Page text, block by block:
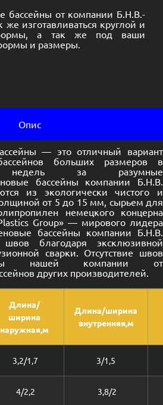
бассейны от компании Б.Н.В.-
же изготавливаться круглой и
а так же под ваши
и размеры.
Опис
— это отличный вариант
больших размеров в
за разумные
бассейны компании Б.Н.В.
из экологически чистого и
от 5 до 15 мм, сырьем для
немецкого концерна
Group» — мирового лидера
бассейны компании Б.Н.В.
благодаря эксклюзивной
сварки. Отсутствие швов
нашей компании от
других производителей.
Длина/
ширина
наружная,м
Длина/ширина
внутренняя,м
3,2/1,7 3/1,5
4/2,2 3,8/2